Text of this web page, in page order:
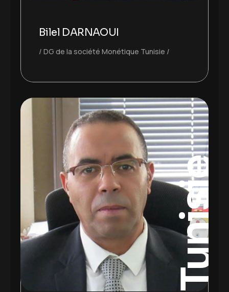
Bilel DARNAOUI
DG de la société Monétique Tunisie
Tunisie